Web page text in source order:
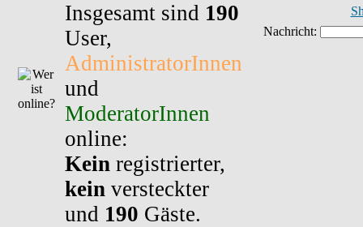
Insgesamt sind 190
User,
AdministratorInnen
und
ModeratorInnen
online:
Kein registrierter,
kein versteckter
und 190 Gäste.